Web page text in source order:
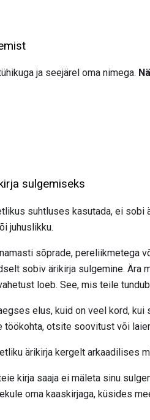
ja seejärel oma nimega.
sulgemiseks
suhtluses kasutada, ei
juhuslikku.
sõprade, pereliikmetega
sobiv ärikirja sulgemine. Ära
loeb. See, mis teile
elus, kuid on veel kord,
töökohta, otsite soovitust või
ärikirja kergelt arkaadilises
kirja saaja ei mäleta sinu
oma kaaskirjaga, küsides